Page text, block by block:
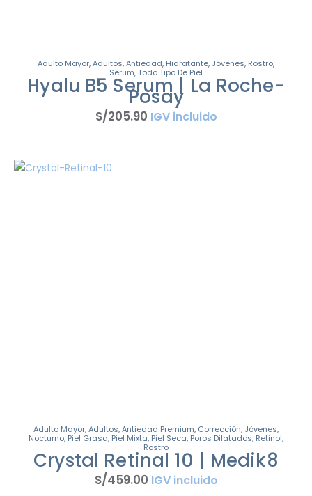
Adulto Mayor,Adultos,Antiedad, Hidratante, Jóvenes, Rostro,
Sérum,Todo Tipo De Piel
Hyalu B5 Serum | La Roche-
Posay
S/205.90 IGV incluido
Adulto Mayor,Adultos,Antiedad Premium, Corrección, Jóvenes,
Nocturno, Piel Grasa, Piel Mixta, Piel Seca, Poros Dilatados, Retinol,
Rostro
Crystal Retinal 10 | Medik8
S/459.00 IGV incluido